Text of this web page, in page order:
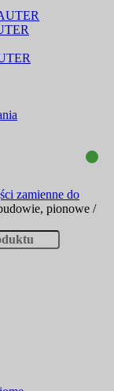
zamienne do
pionowe /